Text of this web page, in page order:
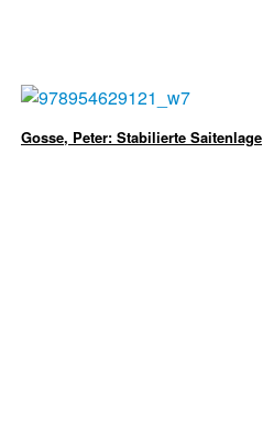
Gosse, Peter: Stabilierte Saitenlage